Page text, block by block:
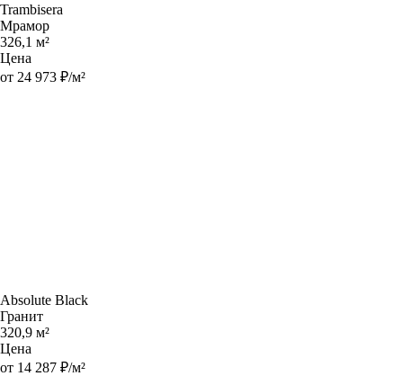
Trambisera
Мрамор
326,1 м²
Цена
от 24 973 ₽/м²
Absolute Black
Гранит
320,9 м²
Цена
от 14 287 ₽/м²